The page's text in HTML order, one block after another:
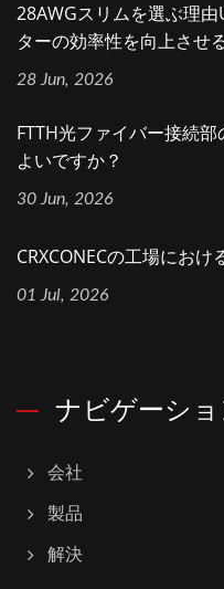
28AWGスリムを選ぶ理
ターの効率性を向上させ
28 Jun, 2026
FTTH光ファイバー接続
よいですか？
30 Jun, 2026
CRXCONECの工場におけ
01 Jul, 2026
ナビゲーショ
会社
製品
解決